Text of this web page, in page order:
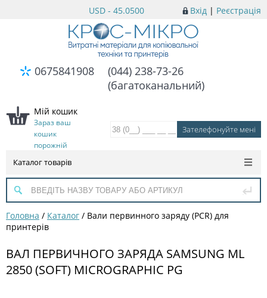
Вхід | Реєстрація
USD - 45.0500
0675841908
(044) 238-73-26
(багатоканальний)
Мій кошик
Зараз ваш
кошик
порожній
Каталог товарів
Головна / Каталог / Вали первинного заряду (PCR) для
принтерів
ВАЛ ПЕРВИЧНОГО ЗАРЯДА SAMSUNG ML
2850 (SOFT) MICROGRAPHIC PG